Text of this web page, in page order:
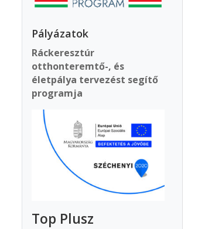
Pályázatok
Ráckeresztúr
otthonteremtő-, és
életpálya tervezést segítő
programja
Top Plusz